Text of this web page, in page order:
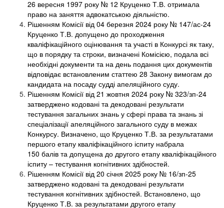
26 вересня 1997 року № 12 Круценко Т.В. отримала
право на заняття адвокатською діяльністю.
Рішенням Комісії від 04 березня 2024 року № 147/ас-24
Круценко Т.В. допущено до проходження
кваліфікаційного оцінювання та участі в Конкурсі як таку,
що в порядку та строки, визначені Комісією, подала всі
необхідні документи та на день подання цих документів
відповідає встановленим статтею 28 Закону вимогам до
кандидата на посаду судді апеляційного суду.
Рішенням Комісії від 21 жовтня 2024 року № 323/зп-24
затверджено кодовані та декодовані результати
тестування загальних знань у сфері права та знань зі
спеціалізації апеляційного загального суду в межах
Конкурсу. Визначено, що Круценко Т.В. за результатами
першого етапу кваліфікаційного іспиту набрала
150 балів та допущена до другого етапу кваліфікаційного
іспиту – тестування когнітивних здібностей.
Рішенням Комісії від 20 січня 2025 року № 16/зп-25
затверджено кодовані та декодовані результати
тестування когнітивних здібностей. Встановлено, що
Круценко Т.В. за результатами другого етапу